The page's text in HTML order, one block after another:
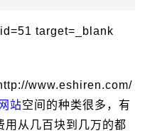
www.eshiren.com/
网站空间的种类很多，有
用从几百块到几万的都